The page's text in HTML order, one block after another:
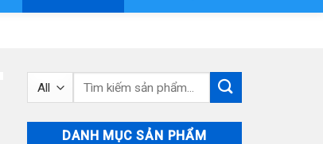
Tìm
DANH MỤC SẢN PHẨM